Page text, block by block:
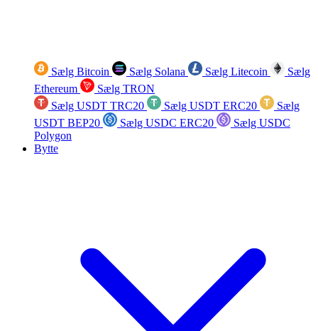
Sælg Bitcoin Sælg Solana Sælg Litecoin
Sælg
Ethereum
Sælg TRON
Sælg USDT TRC20
Sælg USDT ERC20
Sælg
USDT BEP20
Sælg USDC ERC20
Sælg USDC
Polygon
Bytte